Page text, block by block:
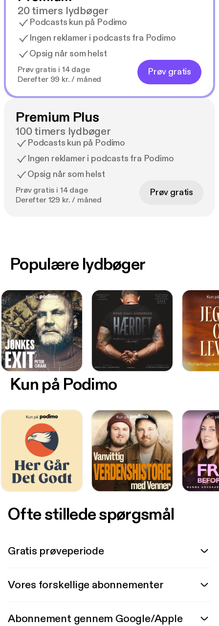
håndtere kriser, uanset om det er på arbejdet eller
privat.
20 timers lydbøger
Podcasts kun på Podimo
Ingen reklamer i podcasts fra Podimo
Opsig når som helst
Prøv gratis i 14 dage
Derefter 99 kr. / måned
Prøv gratis
Premium Plus
100 timers lydbøger
Podcasts kun på Podimo
Ingen reklamer i podcasts fra Podimo
Opsig når som helst
Prøv gratis i 14 dage
Derefter 129 kr. / måned
Prøv gratis
Kun på Podimo
Populære lydbøger
Ofte stillede spørgsmål
Gratis prøveperiode
Vores forskellige abonnementer
Abonnement gennem Google/Apple